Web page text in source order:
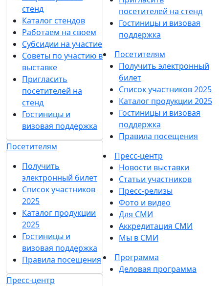
стенд
Каталог стендов
Работаем на своем
Субсидии на участие
Советы по участию в
выставке
Пригласить
посетителей на
стенд
Гостиницы и
визовая поддержка
Посетителям
Получить
электронный билет
Список участников
2025
Каталог продукции
2025
Гостиницы и
визовая поддержка
Правила посещения
Пресс-центр
посетителей на стенд
Гостиницы и визовая
поддержка
Посетителям
Получить электронный
билет
Список участников 2025
Каталог продукции 2025
Гостиницы и визовая
поддержка
Правила посещения
Пресс-центр
Новости выставки
Статьи участников
Пресс-релизы
Фото и видео
Для СМИ
Аккредитация СМИ
Мы в СМИ
Программа
Деловая программа